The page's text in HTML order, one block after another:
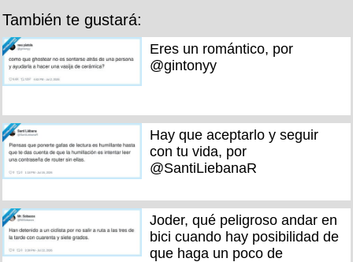
También te gustará:
Eres un romántico, por
@gintonyy
Hay que aceptarlo y seguir
con tu vida, por
@SantiLiebanaR
Joder, qué peligroso andar en
bici cuando hay posibilidad de
que haga un poco de